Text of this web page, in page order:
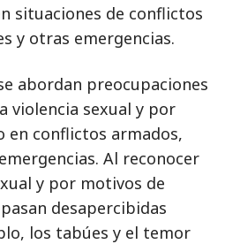
situaciones de conflictos
y otras emergencias.
abordan preocupaciones
violencia sexual y por
en conflictos armados,
Al reconocer
y por motivos de
desapercibidas
los tabúes y el temor